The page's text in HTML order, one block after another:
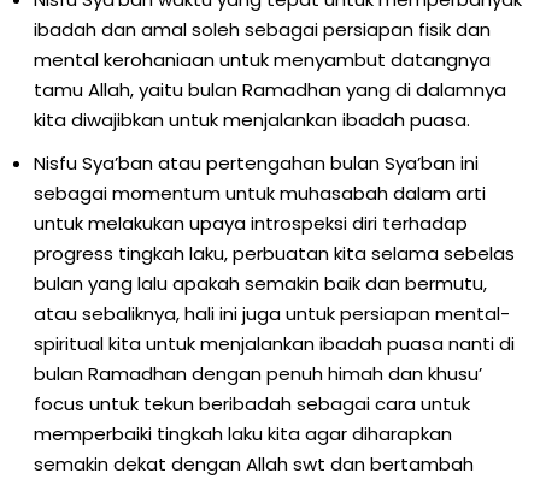
ibadah dan amal soleh sebagai persiapan fisik dan
mental kerohaniaan untuk menyambut datangnya
tamu Allah, yaitu bulan Ramadhan yang di dalamnya
kita diwajibkan untuk menjalankan ibadah puasa.
Nisfu Sya’ban atau pertengahan bulan Sya’ban ini
sebagai momentum untuk muhasabah dalam arti
untuk melakukan upaya introspeksi diri terhadap
progress tingkah laku, perbuatan kita selama sebelas
bulan yang lalu apakah semakin baik dan bermutu,
atau sebaliknya, hali ini juga untuk persiapan mental-
spiritual kita untuk menjalankan ibadah puasa nanti di
bulan Ramadhan dengan penuh himah dan khusu’
focus untuk tekun beribadah sebagai cara untuk
memperbaiki tingkah laku kita agar diharapkan
semakin dekat dengan Allah swt dan bertambah